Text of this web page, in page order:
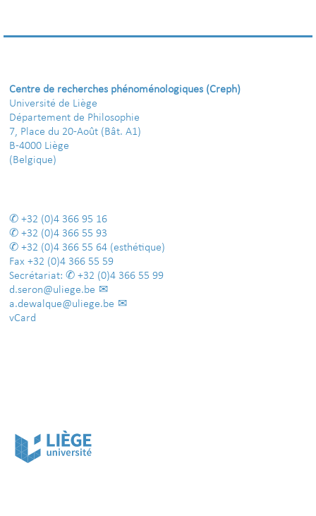
Centre de recherches phénoménologiques (Creph)
Université de Liège
Département de Philosophie
7, Place du 20-Août (Bât. A1)
B-4000 Liège
(Belgique)
+32 (0)4 366 95 16
+32 (0)4 366 55 93
+32 (0)4 366 55 64 (esthétique)
Fax +32 (0)4 366 55 59
Secrétariat:
+32 (0)4 366 55 99
d.seron@uliege.be
a.dewalque@uliege.be
vCard